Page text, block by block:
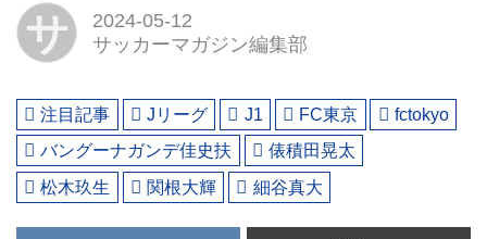
サ
2024-05-12
サッカーマガジン編集部
注目記事 Jリーグ J1 FC東京
fctokyo
バングーナガンデ佳史扶
俵積田晃太
松木玖生
関根大輝 細谷真大